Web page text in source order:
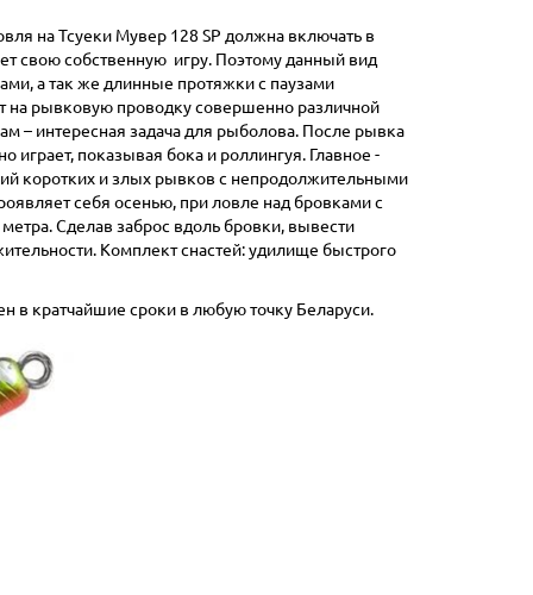
на Тсуеки Мувер 128 SP должна включать в
свою собственную игру. Поэтому данный вид
а так же длинные протяжки с паузами
на рывковую проводку совершенно различной
– интересная задача для рыболова. После рывка
показывая бока и роллингуя. Главное -
коротких и злых рывков с непродолжительными
себя осенью, при ловле над бровками с
Сделав заброс вдоль бровки, вывести
Комплект снастей: удилище быстрого
в кратчайшие сроки в любую точку Беларуси.